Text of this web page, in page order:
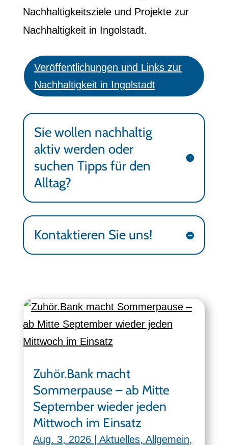
Nachhaltigkeitsziele und Projekte zur
Nachhaltigkeit in Ingolstadt.
Veröffentlichungen und Links zur
Nachhaltigkeit in Ingolstadt
Sie wollen nachhaltig
aktiv werden oder
suchen Tipps für den
Alltag?
Kontaktieren Sie uns!
Zuhör.Bank macht
Sommerpause – ab Mitte
September wieder jeden
Mittwoch im Einsatz
Aug. 3, 2026| Aktuelles, Allgemein,